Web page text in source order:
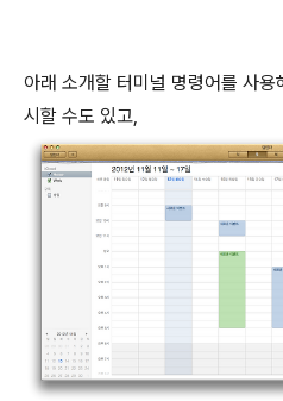
아래 소개할 터미널 명령어를 사
시할 수도 있고,